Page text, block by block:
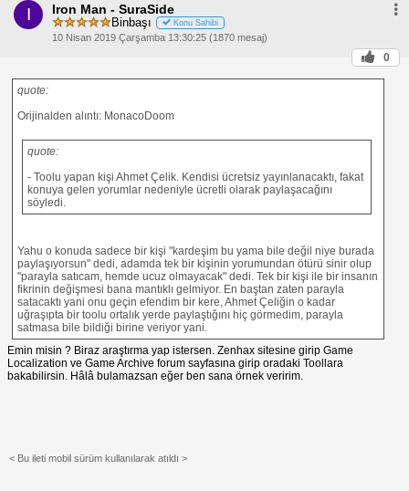
I Iron Man - SuraSide
Binbaşı Konu Sahibi
10 Nisan 2019 Çarşamba 13:30:25 (1870 mesaj)
0
quote:
Orijinalden alıntı: MonacoDoom
quote:
- Toolu yapan kişi Ahmet Çelik. Kendisi ücretsiz yayınlanacaktı, fakat
konuya gelen yorumlar nedeniyle ücretli olarak paylaşacağını
söyledi.
Yahu o konuda sadece bir kişi "kardeşim bu yama bile değil niye burada
paylaşıyorsun" dedi, adamda tek bir kişinin yorumundan ötürü sinir olup
"parayla satıcam, hemde ucuz olmayacak" dedi. Tek bir kişi ile bir insanın
fikrinin değişmesi bana mantıklı gelmiyor. En baştan zaten parayla
satacaktı yani onu geçin efendim bir kere, Ahmet Çeliğin o kadar
uğraşıpta bir toolu ortalık yerde paylaştığını hiç görmedim, parayla
satmasa bile bildiği birine veriyor yani.
Emin misin ? Biraz araştırma yap istersen. Zenhax sitesine girip Game
Localization ve Game Archive forum sayfasına girip oradaki Toollara
bakabilirsin. Hâlâ bulamazsan eğer ben sana örnek veririm.
< Bu ileti mobil sürüm kullanılarak atıldı >